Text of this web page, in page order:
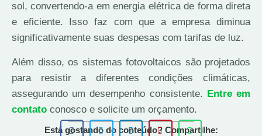
sol, convertendo-a em energia elétrica de forma direta
e eficiente. Isso faz com que a empresa diminua
significativamente suas despesas com tarifas de luz.
Além disso, os sistemas fotovoltaicos são projetados
para resistir a diferentes condições climáticas,
assegurando um desempenho consistente. Entre em
contato conosco e solicite um orçamento.
Está gostando do conteúdo? Compartilhe: